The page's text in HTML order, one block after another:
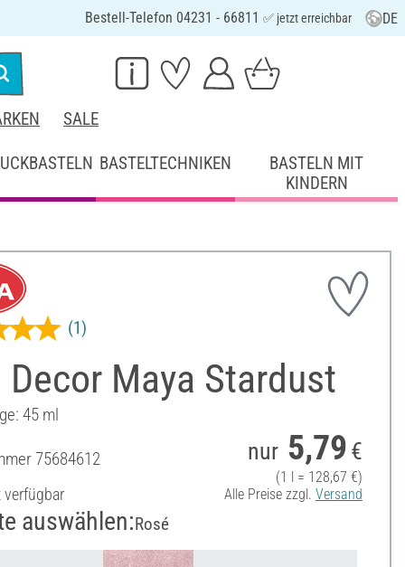
Bestell-Telefon 04231 - 66811 ✅ jetzt erreichbar DE
SALE
BASTELTECHNIKEN
BASTELN MIT
KINDERN
Decor Maya Stardust
(1)
45 ml
75684612
verfügbar
nur 5,79 €
(1 l = 128,67 €)
Alle Preise zzgl. Versand
auswählen:Rosé